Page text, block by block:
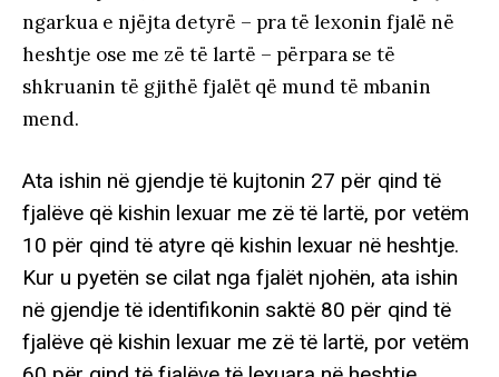
ngarkua e njëjta detyrë – pra të lexonin fjalë në
heshtje ose me zë të lartë – përpara se të
shkruanin të gjithë fjalët që mund të mbanin
mend.
Ata ishin në gjendje të kujtonin 27 për qind të
fjalëve që kishin lexuar me zë të lartë, por vetëm
10 për qind të atyre që kishin lexuar në heshtje.
Kur u pyetën se cilat nga fjalët njohën, ata ishin
në gjendje të identifikonin saktë 80 për qind të
fjalëve që kishin lexuar me zë të lartë, por vetëm